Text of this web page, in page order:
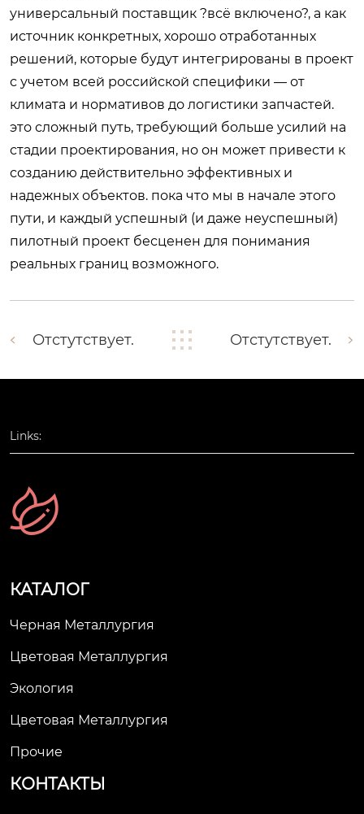
универсальный поставщик ?всё включено?, а как
источник конкретных, хорошо отработанных
решений, которые будут интегрированы в проект
с учетом всей российской специфики — от
климата и нормативов до логистики запчастей.
это сложный путь, требующий больше усилий на
стадии проектирования, но он может привести к
созданию действительно эффективных и
надежных объектов. пока что мы в начале этого
пути, и каждый успешный (и даже неуспешный)
пилотный проект бесценен для понимания
реальных границ возможного.
Отстутствует. Отстутствует.
Links:
КАТАЛОГ
Черная Металлургия
Цветовая Металлургия
Экология
Цветовая Металлургия
Прочие
КОНТАКТЫ